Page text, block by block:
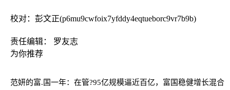
校对：彭文正(p6mu9cwfoix7yfddy4eqtueborc9vr7b9b)
责任编辑： 罗友志
为你推荐
范妍的富.国一年：在管?95亿规模逼近百亿，富国稳健增长混合